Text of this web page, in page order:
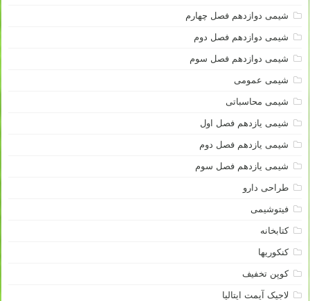
شیمی دوازدهم فصل چهارم
شیمی دوازدهم فصل دوم
شیمی دوازدهم فصل سوم
شیمی عمومی
شیمی محاسباتی
شیمی یازدهم فصل اول
شیمی یازدهم فصل دوم
شیمی یازدهم فصل سوم
طراحی دارو
فیتوشیمی
کتابخانه
کنکوریها
کوپن تخفیف
لاجیک آیمت ایتالیا